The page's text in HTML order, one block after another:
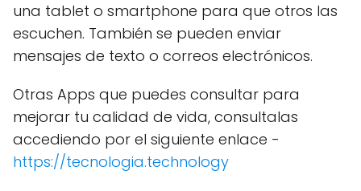
una tablet o smartphone para que otros las
escuchen. También se pueden enviar
mensajes de texto o correos electrónicos.
Otras Apps que puedes consultar para
mejorar tu calidad de vida, consultalas
accediendo por el siguiente enlace -
https://tecnologia.technology